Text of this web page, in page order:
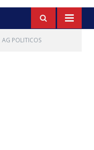
AG POLITICOS